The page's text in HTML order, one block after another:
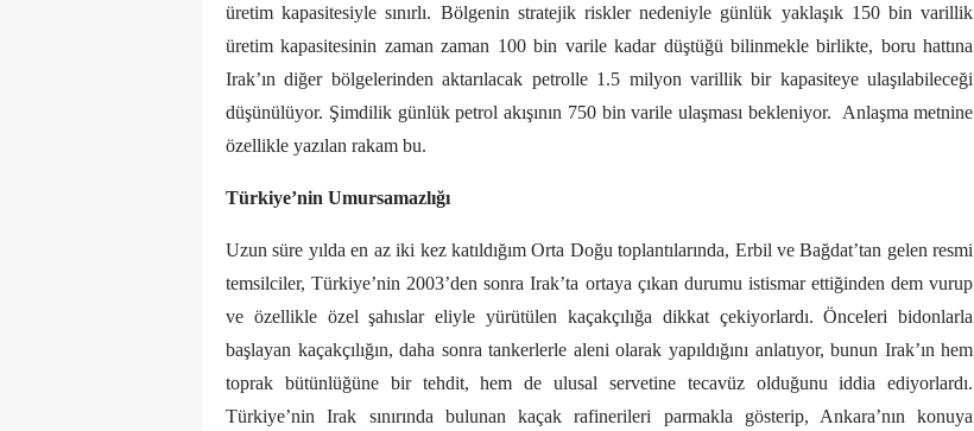
üretim kapasitesiyle sınırlı. Bölgenin stratejik riskler nedeniyle günlük yaklaşık 150 bin varillik
üretim kapasitesinin zaman zaman 100 bin varile kadar düştüğü bilinmekle birlikte, boru hattına
Irak’ın diğer bölgelerinden aktarılacak petrolle 1.5 milyon varillik bir kapasiteye ulaşılabileceği
düşünülüyor. Şimdilik günlük petrol akışının 750 bin varile ulaşması bekleniyor.
Anlaşma metnine
özellikle yazılan rakam bu.
Türkiye’nin Umursamazlığı
Uzun süre yılda en az iki kez katıldığım Orta Doğu toplantılarında, Erbil ve Bağdat’tan gelen resmi
temsilciler, Türkiye’nin 2003’den sonra Irak’ta ortaya çıkan durumu istismar ettiğinden dem vurup
ve özellikle özel şahıslar eliyle yürütülen kaçakçılığa dikkat çekiyorlardı. Önceleri bidonlarla
başlayan kaçakçılığın, daha sonra tankerlerle aleni olarak yapıldığını anlatıyor, bunun Irak’ın hem
toprak bütünlüğüne bir tehdit, hem de ulusal servetine tecavüz olduğunu iddia ediyorlardı.
Türkiye’nin Irak sınırında bulunan kaçak rafinerileri parmakla gösterip, Ankara’nın konuya